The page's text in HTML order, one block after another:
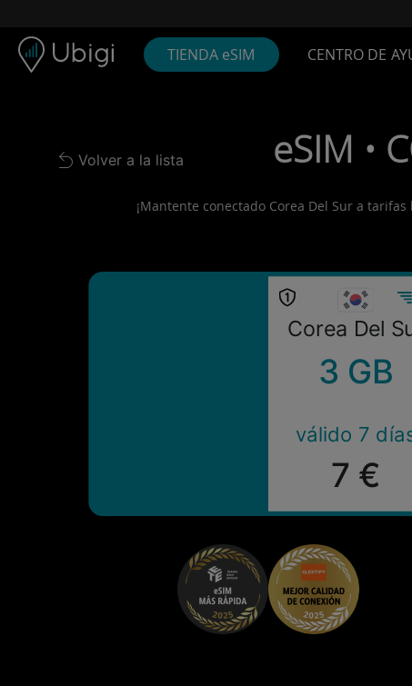
TIENDA eSIM CENTRO DE
Back to list
Volver a la lista eSIM •
¡Mantente conectado Corea Del Sur a
Corea Del
3 GB
válido 7
7 €